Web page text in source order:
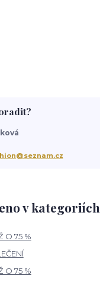
v kategoriích
O 75 %
O 75 %